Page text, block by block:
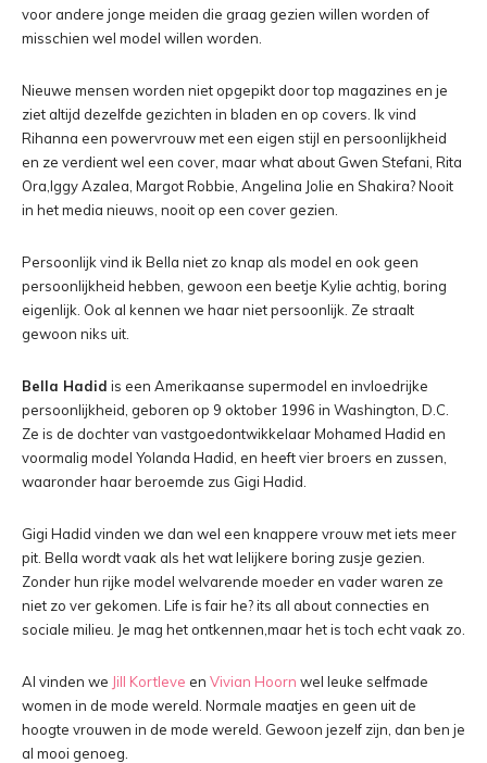
voor andere jonge meiden die graag gezien willen worden of
misschien wel model willen worden.
Nieuwe mensen worden niet opgepikt door top magazines en je
ziet altijd dezelfde gezichten in bladen en op covers. Ik vind
Rihanna een powervrouw met een eigen stijl en persoonlijkheid
en ze verdient wel een cover, maar what about Gwen Stefani, Rita
Ora,Iggy Azalea, Margot Robbie, Angelina Jolie en Shakira? Nooit
in het media nieuws, nooit op een cover gezien.
Persoonlijk vind ik Bella niet zo knap als model en ook geen
persoonlijkheid hebben, gewoon een beetje Kylie achtig, boring
eigenlijk. Ook al kennen we haar niet persoonlijk. Ze straalt
gewoon niks uit.
Bella Hadid is een Amerikaanse supermodel en invloedrijke
persoonlijkheid, geboren op 9 oktober 1996 in Washington, D.C.
Ze is de dochter van vastgoedontwikkelaar Mohamed Hadid en
voormalig model Yolanda Hadid, en heeft vier broers en zussen,
waaronder haar beroemde zus Gigi Hadid.
Gigi Hadid vinden we dan wel een knappere vrouw met iets meer
pit. Bella wordt vaak als het wat lelijkere boring zusje gezien.
Zonder hun rijke model welvarende moeder en vader waren ze
niet zo ver gekomen. Life is fair he? its all about connecties en
sociale milieu. Je mag het ontkennen,maar het is toch echt vaak zo.
Al vinden we Jill Kortleve en Vivian Hoorn wel leuke selfmade
women in de mode wereld. Normale maatjes en geen uit de
hoogte vrouwen in de mode wereld. Gewoon jezelf zijn, dan ben je
al mooi genoeg.